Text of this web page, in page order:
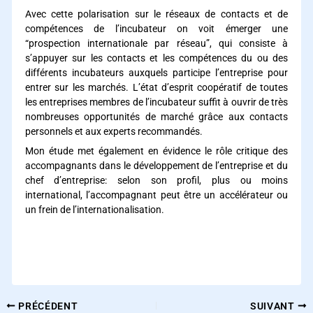
Avec cette polarisation sur le réseaux de contacts et de
compétences de l’incubateur on voit émerger une
“prospection internationale par réseau”, qui consiste à
s’appuyer sur les contacts et les compétences du ou des
différents incubateurs auxquels participe l’entreprise pour
entrer sur les marchés. L’état d’esprit coopératif de toutes
les entreprises membres de l’incubateur suffit à ouvrir de très
nombreuses opportunités de marché grâce aux contacts
personnels et aux experts recommandés.
Mon étude met également en évidence le rôle critique des
accompagnants dans le développement de l’entreprise et du
chef d’entreprise: selon son profil, plus ou moins
international, l’accompagnant peut être un accélérateur ou
un frein de l’internationalisation.
PRÉCÉDENT SUIVANT